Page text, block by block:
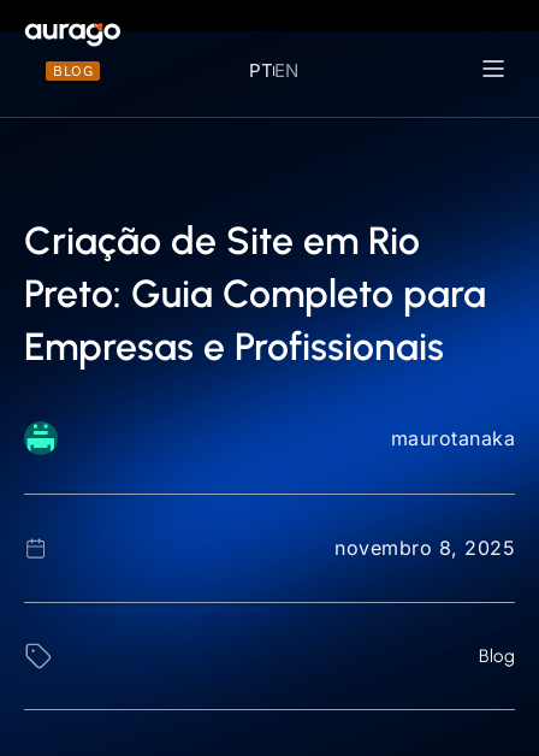
BLOG PTEN
Criação de Site em Rio
Preto: Guia Completo para
Empresas e Profissionais
maurotanaka
novembro 8, 2025
Blog